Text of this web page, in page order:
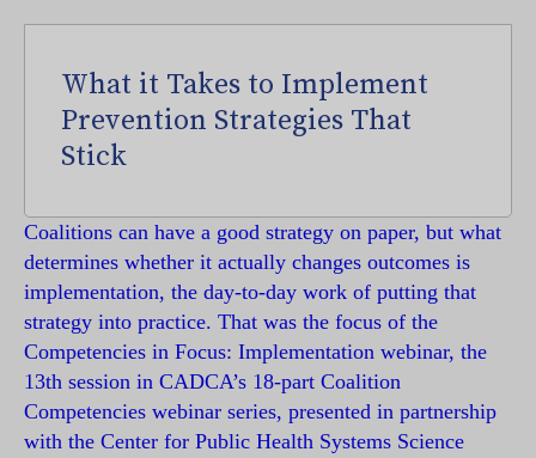
What it Takes to Implement
Prevention Strategies That
Stick
Coalitions can have a good strategy on paper, but what
determines whether it actually changes outcomes is
implementation, the day-to-day work of putting that
strategy into practice. That was the focus of the
Competencies in Focus: Implementation webinar, the
13th session in CADCA’s 18-part Coalition
Competencies webinar series, presented in partnership
with the Center for Public Health Systems Science